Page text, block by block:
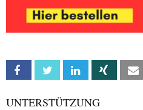
Facebook Twitter Linkedin Xing
UNTERSTÜTZUNG